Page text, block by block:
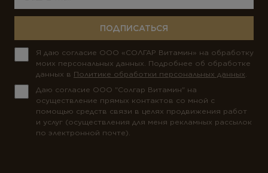
Линейка Омега-3
ПОДПИСАТЬСЯ
Я даю согласие ООО «СОЛГАР Витамин» на обработку
моих персональных данных. Подробнее об обработке
данных в Политике обработки персональных данных.
Даю согласие ООО "Солгар Витамин" на
осуществление прямых контактов со мной с
помощью средств связи в целях продвижения работ
и услуг (осуществления для меня рекламных рассылок
по электронной почте).